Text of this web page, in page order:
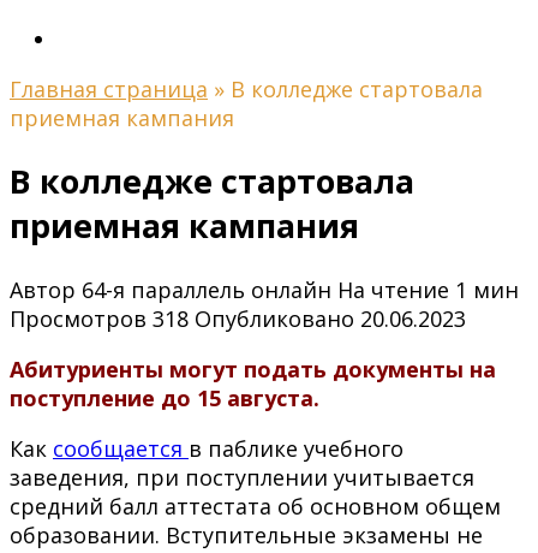
Главная страница » В колледже стартовала
приемная кампания
В колледже стартовала
приемная кампания
Автор 64-я параллель онлайн На чтение 1 мин
Просмотров 318 Опубликовано 20.06.2023
Абитуриенты могут подать документы на
поступление до 15 августа.
Как сообщается в паблике учебного
заведения, при поступлении учитывается
средний балл аттестата об основном общем
образовании. Вступительные экзамены не